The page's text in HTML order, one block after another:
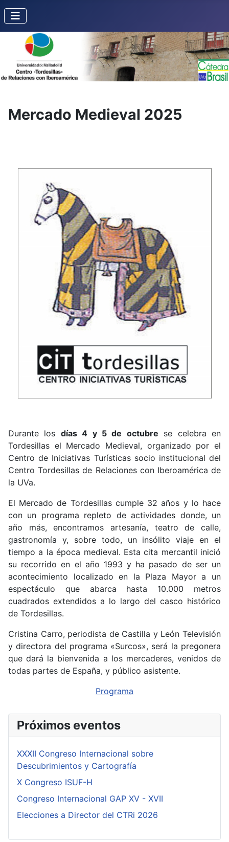
Mercado Medieval 2025
Durante los días 4 y 5 de octubre se celebra en
Tordesillas el Mercado Medieval, organizado por el
Centro de Iniciativas Turísticas socio institucional del
Centro Tordesillas de Relaciones con Iberoamérica de
la UVa.
El Mercado de Tordesillas cumple 32 años y lo hace
con un programa repleto de actividades donde, un
año más, encontramos artesanía, teatro de calle,
gastronomía y, sobre todo, un insólito viaje en el
tiempo a la época medieval. Esta cita mercantil inició
su recorrido en el año 1993 y ha pasado de ser un
acontecimiento localizado en la Plaza Mayor a un
espectáculo que abarca hasta 10.000 metros
cuadrados extendidos a lo largo del casco histórico
de Tordesillas.
Cristina Carro, periodista de Castilla y León Televisión
y directora del programa «Surcos», será la pregonera
que dará la bienvenida a los mercaderes, venidos de
todas partes de España, y público asistente.
Programa
Próximos eventos
XXXII Congreso Internacional sobre
Descubrimientos y Cartografía
X Congreso ISUF-H
Congreso Internacional GAP XV - XVII
Elecciones a Director del CTRi 2026